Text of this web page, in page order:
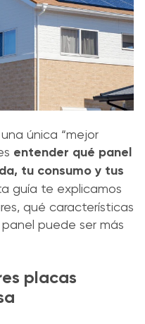
única “mejor
entender qué panel
tu consumo y tus
guía te explicamos
qué características
puede ser más
placas